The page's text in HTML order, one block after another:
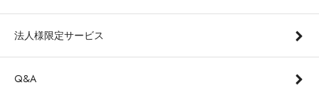
法人様限定サービス
Q&A